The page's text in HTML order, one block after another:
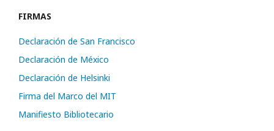
FIRMAS
Declaración de San Francisco
Declaración de México
Declaración de Helsinki
Firma del Marco del MIT
Manifiesto Bibliotecario